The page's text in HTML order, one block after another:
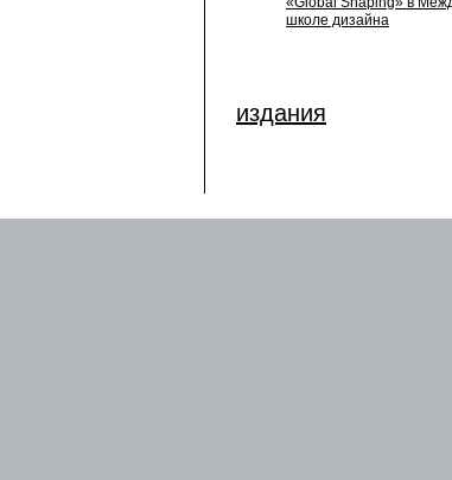
школе дизайна
издания